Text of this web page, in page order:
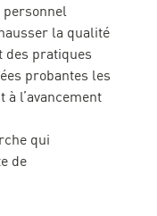
la qualité
des pratiques
probantes les
l’avancement
qui
de